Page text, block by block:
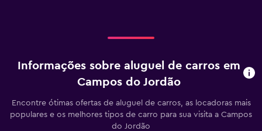
Informações sobre aluguel de carros em
Campos do Jordão
Encontre ótimas ofertas de aluguel de carros, as locadoras mais
populares e os melhores tipos de carro para sua visita a Campos
do Jordão